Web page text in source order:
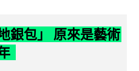
銀包」 原來是藝術